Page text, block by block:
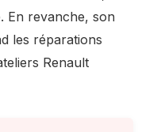
En revanche, son
les réparations
Renault